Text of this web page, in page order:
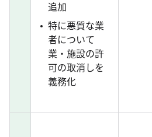
追加
特に悪質な業
者について
業・施設の許
可の取消しを
義務化